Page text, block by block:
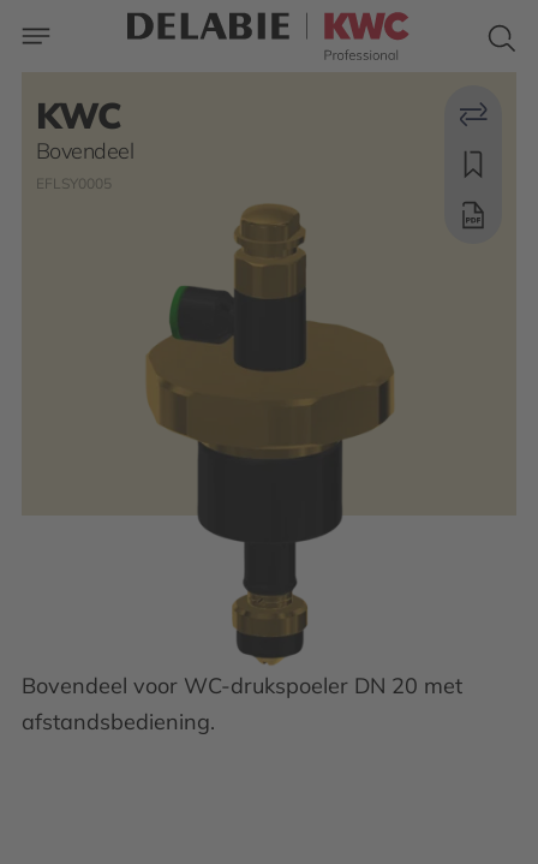
KWC
Bovendeel
EFLSY0005
Bovendeel voor WC-drukspoeler DN 20 met
afstandsbediening.